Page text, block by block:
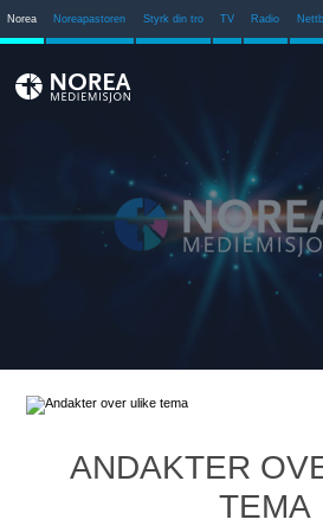
Norea Noreapastoren Styrk din tro TV Radio
ANDAKTER
TEMA